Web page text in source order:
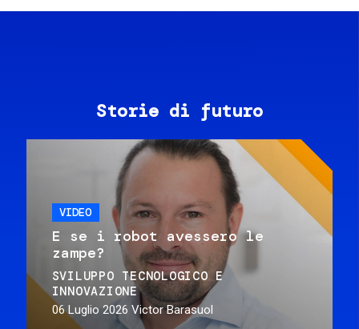
Storie di futuro
VIDEO
E se i robot avessero le
zampe?
SVILUPPO TECNOLOGICO E
INNOVAZIONE
06 Luglio 2026 Victor Barasuol